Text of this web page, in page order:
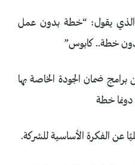
الذي يقول: “خطة بدون عمل
خطة.. كابوس”
ضمان الجودة الخاصة بها
خطة
عن الفكرة الأساسية للشركة.